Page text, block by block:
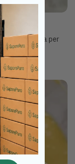
Sapo...
unica per